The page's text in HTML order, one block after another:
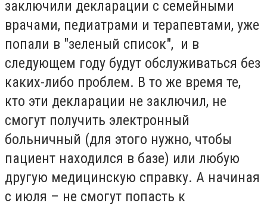
заключили декларации с семейными
врачами, педиатрами и терапевтами, уже
попали в "зеленый список", и в
следующем году будут обслуживаться без
каких-либо проблем. В то же время те,
кто эти декларации не заключил, не
смогут получить электронный
больничный (для этого нужно, чтобы
пациент находился в базе) или любую
другую медицинскую справку. А начиная
с июля – не смогут попасть к